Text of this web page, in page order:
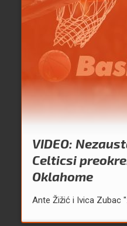
VIDEO:
Celticsi
Oklahome
Ante Žižić i Ivica Zubac